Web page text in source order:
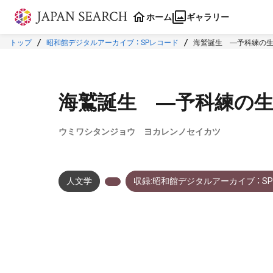
本文に飛ぶ
ホーム ギャラリー
トップ 昭和館デジタルアーカイブ ： SPレコード 海鷲誕生 ―予科練の生
海鷲誕生 ―予科練の生
ウミワシタンジョウ ヨカレンノセイカツ
人文学 収録:昭和館デジタルアーカイブ ：